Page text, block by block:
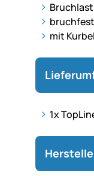
mit
1x